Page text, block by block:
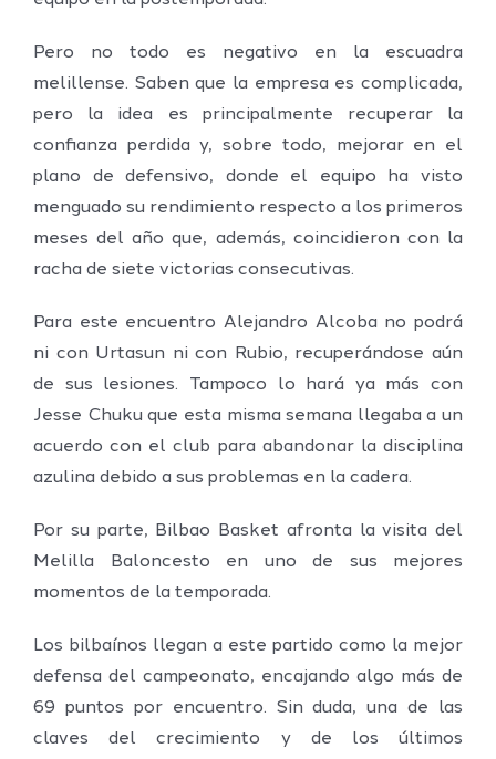
Pero no todo es negativo en la escuadra
melillense. Saben que la empresa es complicada,
pero la idea es principalmente recuperar la
confianza perdida y, sobre todo, mejorar en el
plano de defensivo, donde el equipo ha visto
menguado su rendimiento respecto a los primeros
meses del año que, además, coincidieron con la
racha de siete victorias consecutivas.
Para este encuentro Alejandro Alcoba no podrá
ni con Urtasun ni con Rubio, recuperándose aún
de sus lesiones. Tampoco lo hará ya más con
Jesse Chuku que esta misma semana llegaba a un
acuerdo con el club para abandonar la disciplina
azulina debido a sus problemas en la cadera.
Por su parte, Bilbao Basket afronta la visita del
Melilla Baloncesto en uno de sus mejores
momentos de la temporada.
Los bilbaínos llegan a este partido como la mejor
defensa del campeonato, encajando algo más de
69 puntos por encuentro. Sin duda, una de las
claves del crecimiento y de los últimos